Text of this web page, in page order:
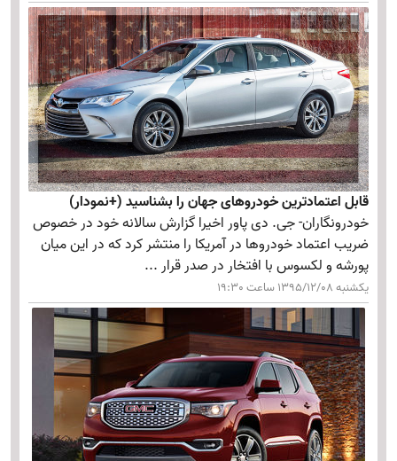
قابل اعتمادترین خودروهای جهان را بشناسید (+نمودار)
خودرونگاران- جی. دی پاور اخیرا گزارش سالانه خود در خصوص
ضریب اعتماد خودروها در آمریکا را منتشر کرد که در این میان
پورشه و لکسوس با افتخار در صدر قرار ...
یکشنبه 1395/12/08 ساعت 19:30